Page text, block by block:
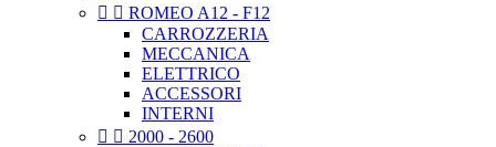
  ROMEO A12 - F12
CARROZZERIA
MECCANICA
ELETTRICO
ACCESSORI
INTERNI
  2000 - 2600